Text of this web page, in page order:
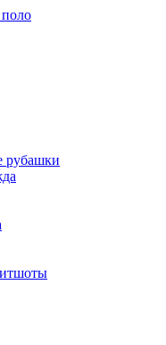
рубашки